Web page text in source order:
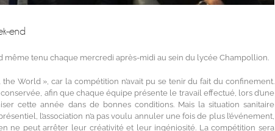
end
même tenu chaque mercredi après-midi au sein du lycée Champollion.
World », car la compétition n’avait pu se tenir du fait du confinement.
conservée, afin que chaque équipe présente le travail effectué, lors d’une
cette année dans de bonnes conditions. Mais la situation sanitaire
l’association n’a pas voulu annuler une fois de plus l’événement,
ne peut arrêter leur créativité et leur ingéniosité. La compétition sera